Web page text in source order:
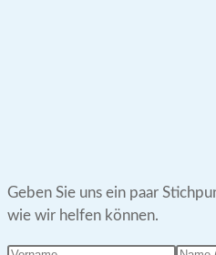
Geben Sie uns ein paar
wie wir helfen können.